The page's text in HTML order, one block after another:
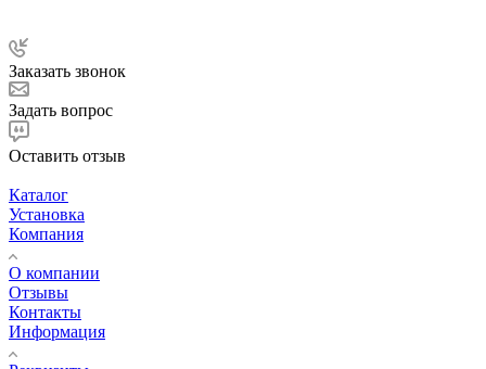
Заказать звонок
Задать вопрос
Оставить отзыв
Каталог
Установка
Компания
О компании
Отзывы
Контакты
Информация